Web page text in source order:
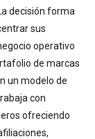
decisión forma
sus
operativo
de marcas
un modelo de
con
ofreciendo